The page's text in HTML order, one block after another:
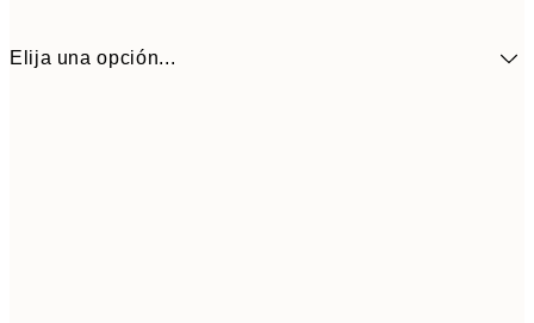
Elija una opción...